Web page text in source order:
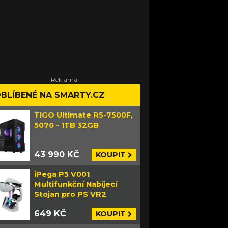
NA SMARTY.CZ
TIGO Ultimate R5-7500F,
5070 - 1TB 32GB
43 990 KČ KOUPIT
iPega P5 V001
Multifunkční Nabíjecí
Stojan pro PS VR2
649 KČ KOUPIT